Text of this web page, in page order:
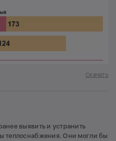
Скачать
выявить и устранить
теплоснабжения. Они могли бы